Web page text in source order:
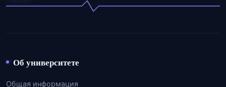
Об университете
Общая информация